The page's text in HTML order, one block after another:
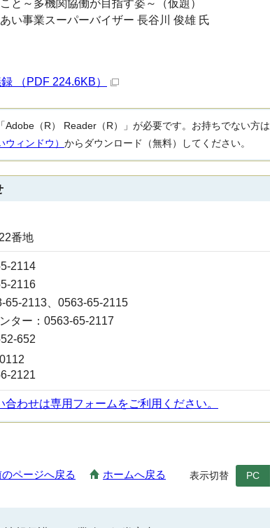
と～多機関協働が目指す姿～（仮題）
い事業スーパーバイザー 長谷川 俊雄 氏
（PDF 224.6KB）
Adobe（R） Reader（R）」が必要です。お持ちでない方は
ィンドウ） からダウンロード（無料）してください。
番地
2114
2116
65-2113、0563-65-2115
ター：0563-65-2117
652
2121
わせは専用フォームをご利用ください。
ページへ戻る ホームへ戻る 表示切替 PC